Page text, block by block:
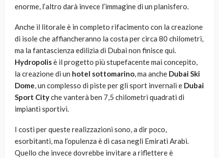
enorme, l’altro darà invece l’immagine di un planisfero.
Anche il litorale è in completo rifacimento con la creazione
di isole che affiancheranno la costa per circa 80 chilometri,
ma la fantascienza edilizia di Dubai non finisce qui.
Hydropolisè il progetto più stupefacente mai concepito,
la creazione di un hotel sottomarino, ma anche Dubai Ski
Dome, un complesso di piste per gli sport invernali e Dubai
Sport Cityche vanterà ben 7,5 chilometri quadrati di
impianti sportivi.
I costi per queste realizzazioni sono, a dir poco,
esorbitanti, ma l’opulenza è di casa negli Emirati Arabi.
Quello che invece dovrebbe invitare a riflettere è